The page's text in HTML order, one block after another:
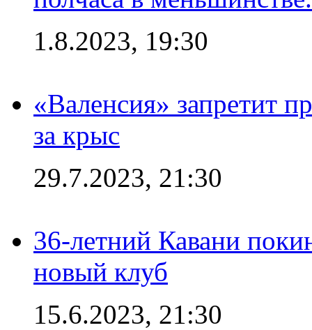
1.8.2023, 19:30
«Валенсия» запретит
за крыс
29.7.2023, 21:30
36-летний Кавани
новый клуб
15.6.2023, 21:30